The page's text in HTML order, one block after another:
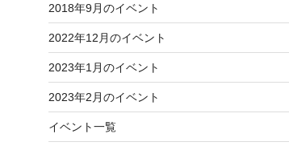
2018年9月のイベント
2022年12月のイベント
2023年1月のイベント
2023年2月のイベント
イベント一覧